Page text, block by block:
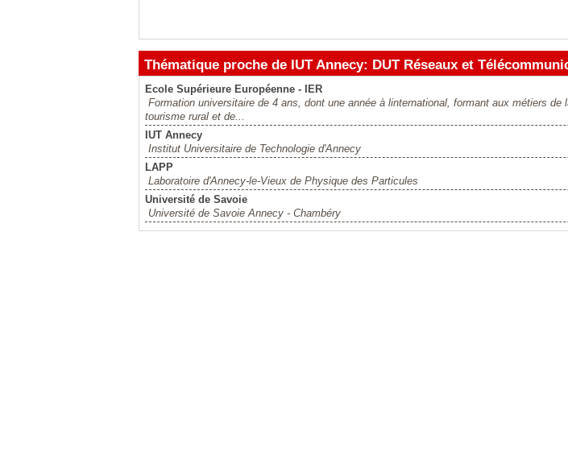
Thématique proche de IUT Annecy: DUT Réseaux et
Ecole Supérieure Européenne - IER
Formation universitaire de 4 ans, dont une année à linternational, formant aux métiers de
tourisme rural et de...
IUT Annecy
Institut Universitaire de Technologie d'Annecy
LAPP
Laboratoire d'Annecy-le-Vieux de Physique des Particules
Université de Savoie
Université de Savoie Annecy - Chambéry